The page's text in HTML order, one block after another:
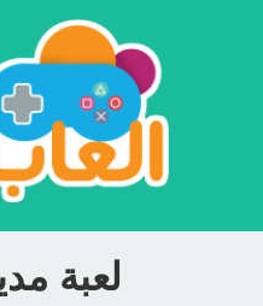
لعبة